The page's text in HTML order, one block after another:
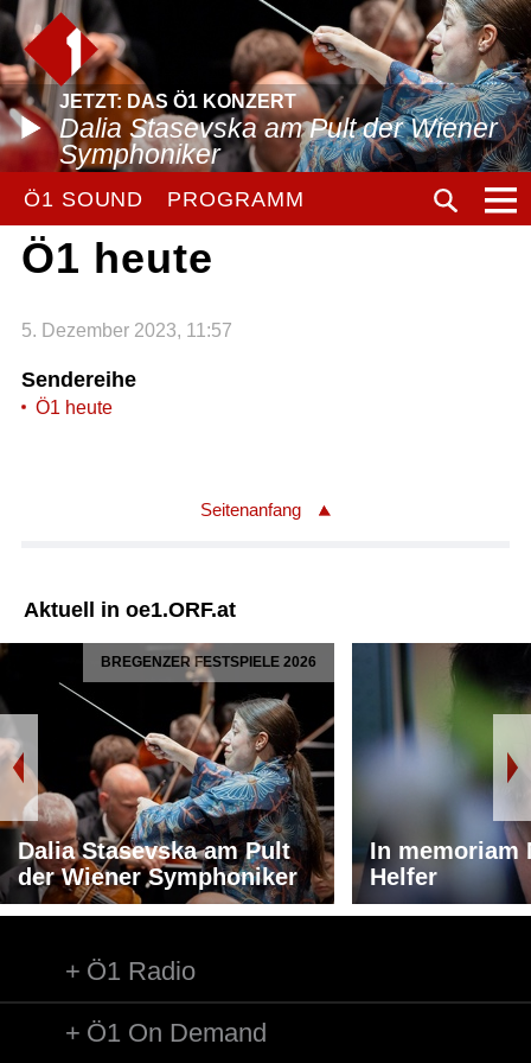
JETZT: DAS Ö1 KONZERT
Dalia Stasevska am Pult der Wiener
Symphoniker
Ö1 SOUND PROGRAMM
Ö1 heute
5. Dezember 2023, 11:57
Sendereihe
Ö1 heute
Seitenanfang
Aktuell in oe1.ORF.at
BREGENZER FESTSPIELE 2026
Dalia Stasevska am Pult
der Wiener Symphoniker
In memoriam
Helfer
Ö1 Radio
Ö1 On Demand